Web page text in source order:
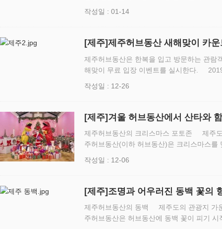
신년을…
작성일 : 01-14
[제주]제주허브동산 새해맞이 카
제주허브동산은 한복을 입고 방문하는 관람
해맞이 무료 입장 이벤트를 실시한다.
양한 먹거리는 물론 카…
작성일 : 12-26
[제주]겨울 허브동산에서 산타와
이벤트 실시
제주허브동산의 크리스마스 포토존 제주
주허브동산(이하 허브동산)은 크리스마스
3m 규모의 대형…
작성일 : 12-06
[제주]조명과 어우러진 동백 꽃의
동산
제주허브동산의 동백 제주도의 관광지 가
주허브동산은 허브동산에 동백 꽃이 피기 시작했다고